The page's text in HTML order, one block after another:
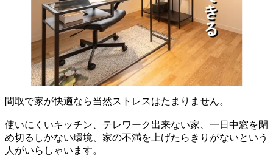
間取で家が快適なら当然ストレスはたまりません。
使いにくいキッチン、テレワーク出来ない家、一日中窓を閉
め切るしかない環境、家の不満を上げたらきりがないという
人がいらしゃいます。